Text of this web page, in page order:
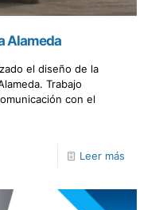
Alameda
el diseño de la
Trabajo
con el
Leer más